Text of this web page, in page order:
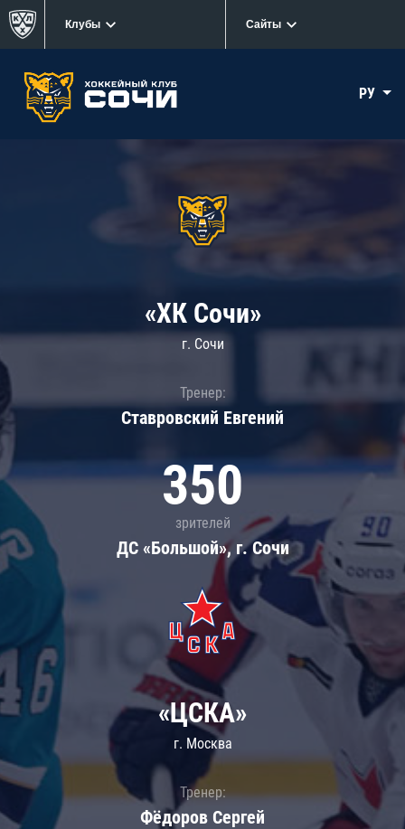
Клубы Сайты
РУ
«ХК Сочи»
г. Сочи
Тренер:
Ставровский Евгений
350
зрителей
ДС «Большой», г. Сочи
«ЦСКА»
г. Москва
Тренер:
Фёдоров Сергей